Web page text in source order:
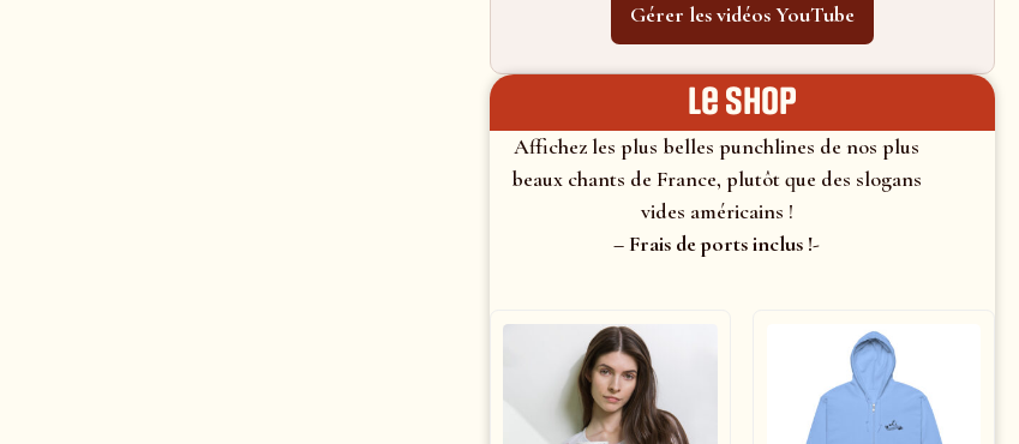
Gérer les vidéos YouTube
le shop
Affichez les plus belles punchlines de nos plus
beaux chants de France, plutôt que des slogans
vides américains !
– Frais de ports inclus !-